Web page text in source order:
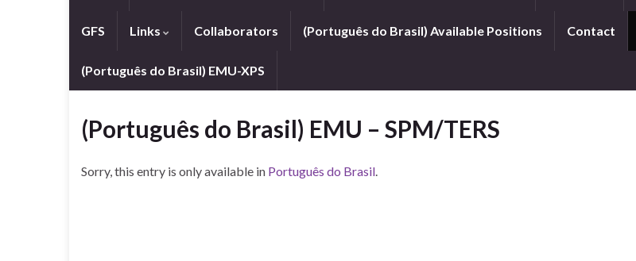
GFS Links Collaborators (Português do Brasil) Available Positions Contact
(Português do Brasil) EMU-XPS
(Português do Brasil) EMU – SPM/TERS
Sorry, this entry is only available in Português do Brasil.